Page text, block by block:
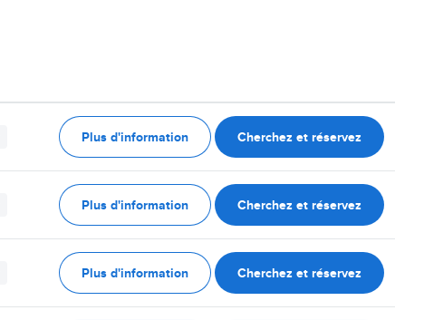
Plus d'information Cherchez et réservez
Plus d'information Cherchez et réservez
Plus d'information Cherchez et réservez